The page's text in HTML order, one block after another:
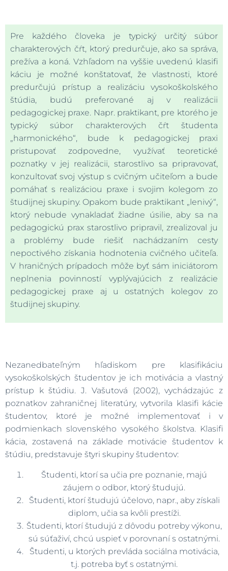
Pre každého človeka je typický určitý súbor
charakterových čŕt, ktorý predurčuje, ako sa správa,
prežíva a koná. Vzhľadom na vyššie uvedenú klasifi
káciu je možné konštatovať, že vlastnosti, ktoré
predurčujú prístup a realizáciu vysokoškolského
štúdia, budú preferované aj v realizácii
pedagogickej praxe. Napr. praktikant, pre ktorého je
typický súbor charakterových čŕt študenta
„harmonického“, bude k pedagogickej praxi
pristupovať zodpovedne, využívať teoretické
poznatky v jej realizácii, starostlivo sa pripravovať,
konzultovať svoj výstup s cvičným učiteľom a bude
pomáhať s realizáciou praxe i svojim kolegom zo
študijnej skupiny. Opakom bude praktikant „lenivý“,
ktorý nebude vynakladať žiadne úsilie, aby sa na
pedagogickú prax starostlivo pripravil, zrealizoval ju
a problémy bude riešiť nachádzaním cesty
nepoctivého získania hodnotenia cvičného učiteľa.
V hraničných prípadoch môže byť sám iniciátorom
neplnenia povinností vyplývajúcich z realizácie
pedagogickej praxe aj u ostatných kolegov zo
študijnej skupiny.
Nezanedbateľným hľadiskom pre klasifikáciu
vysokoškolských študentov je ich motivácia a vlastný
prístup k štúdiu. J. Vašutová (2002), vychádzajúc z
poznatkov zahraničnej literatúry, vytvorila klasifi kácie
študentov, ktoré je možné implementovať i v
podmienkach slovenského vysokého školstva. Klasifi
kácia, zostavená na základe motivácie študentov k
štúdiu, predstavuje štyri skupiny študentov:
Študenti, ktorí sa učia pre poznanie, majú
záujem o odbor, ktorý študujú.
Študenti, ktorí študujú účelovo, napr., aby získali
diplom, učia sa kvôli prestíži.
Študenti, ktorí študujú z dôvodu potreby výkonu,
sú súťaživí, chcú uspieť v porovnaní s ostatnými.
Študenti, u ktorých prevláda sociálna motivácia,
t.j. potreba byť s ostatnými.